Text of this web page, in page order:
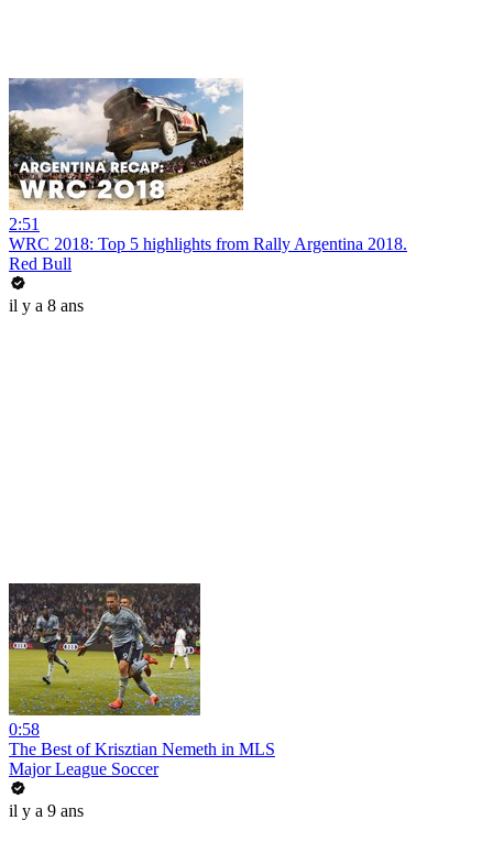
2:51
WRC 2018: Top 5 highlights from Rally Argentina 2018.
Red Bull
il y a 8 ans
0:58
The Best of Krisztian Nemeth in MLS
Major League Soccer
il y a 9 ans